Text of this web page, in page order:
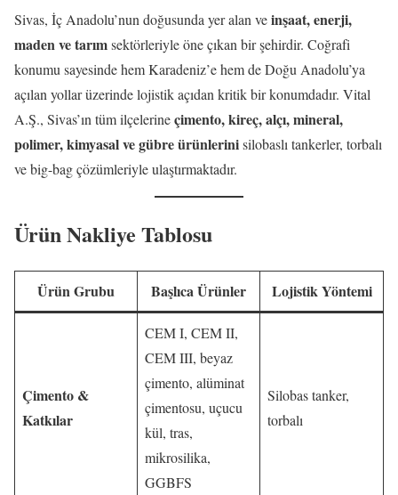
Sivas, İç Anadolu’nun doğusunda yer alan veinşaat, enerji,
maden ve tarımsektörleriyle öne çıkan bir şehirdir. Coğrafi
konumu sayesinde hem Karadeniz’e hem de Doğu Anadolu’ya
açılan yollar üzerinde lojistik açıdan kritik bir konumdadır. Vital
A.Ş., Sivas’ın tüm ilçelerineçimento, kireç, alçı, mineral,
polimer, kimyasal ve gübre ürünlerinisilobaslı tankerler, torbalı
ve big-bag çözümleriyle ulaştırmaktadır.
Ürün Nakliye Tablosu
Ürün Grubu Başlıca Ürünler Lojistik Yöntemi
Çimento &
Katkılar
CEM I, CEM II,
CEM III, beyaz
çimento, alüminat
çimentosu, uçucu
kül, tras,
mikrosilika,
GGBFS
Silobas tanker,
torbalı